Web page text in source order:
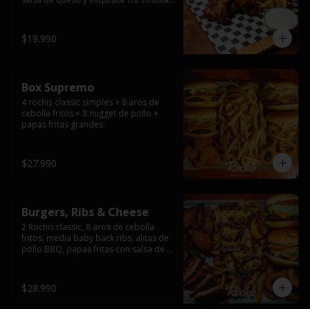
$19.990
Box Supremo
4 rochis classic simples + 8 aros de
cebolla fritos + 8 nugget de pollo +
papas fritas grandes.
$27.990
Burgers, Ribs & Cheese
2 Rochis classic, 8 aros de cebolla
fritos, media baby back ribs, alitas de
pollo BBQ, papas fritas con salsa de
$28.990